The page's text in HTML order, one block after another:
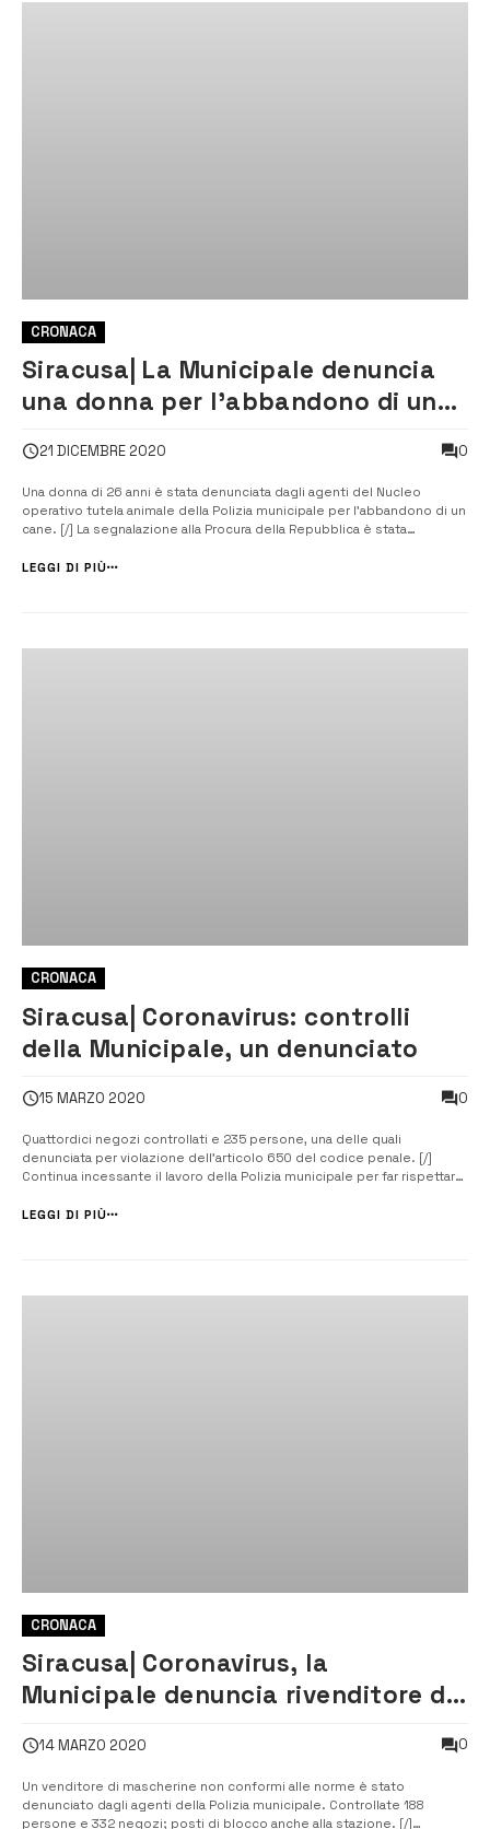
CRONACA
Siracusa| La Municipale denuncia
una donna per l’abbandono di un
21 DICEMBRE 2020 0
Una donna di 26 anni è stata denunciata dagli agenti del Nucleo
operativo tutela animale della Polizia municipale per l’abbandono di un
cane. [/] La segnalazione alla Procura della Repubblica è stata
fatto che la proprietaria si era trasferita in un altra città gi...
LEGGI DI PIÙ
CRONACA
Siracusa| Coronavirus: controlli
della Municipale, un denunciato
15 MARZO 2020 0
Quattordici negozi controllati e 235 persone, una delle quali
denunciata per violazione dell’articolo 650 del codice penale. [/]
Continua incessante il lavoro della Polizia municipale per far rispettare
regionale e comunale contro la diffusione del coronavirus. I servizi
LEGGI DI PIÙ
CRONACA
Siracusa| Coronavirus, la
Municipale denuncia rivenditore di
14 MARZO 2020 0
Un venditore di mascherine non conformi alle norme è stato
denunciato dagli agenti della Polizia municipale. Controllate 188
persone e 332 negozi; posti di blocco anche alla stazione. [/]